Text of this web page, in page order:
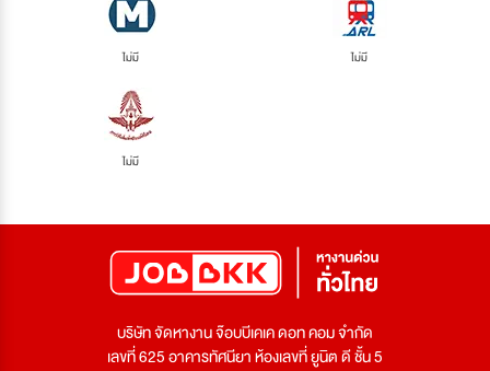
ไม่มี ไม่มี
ไม่มี
บริษัท จัดหางาน จ๊อบบีเคเค ดอท คอม จำกัด
เลขที่ 625 อาคารทัศนียา ห้องเลขที่ ยูนิต ดี ชั้น 5